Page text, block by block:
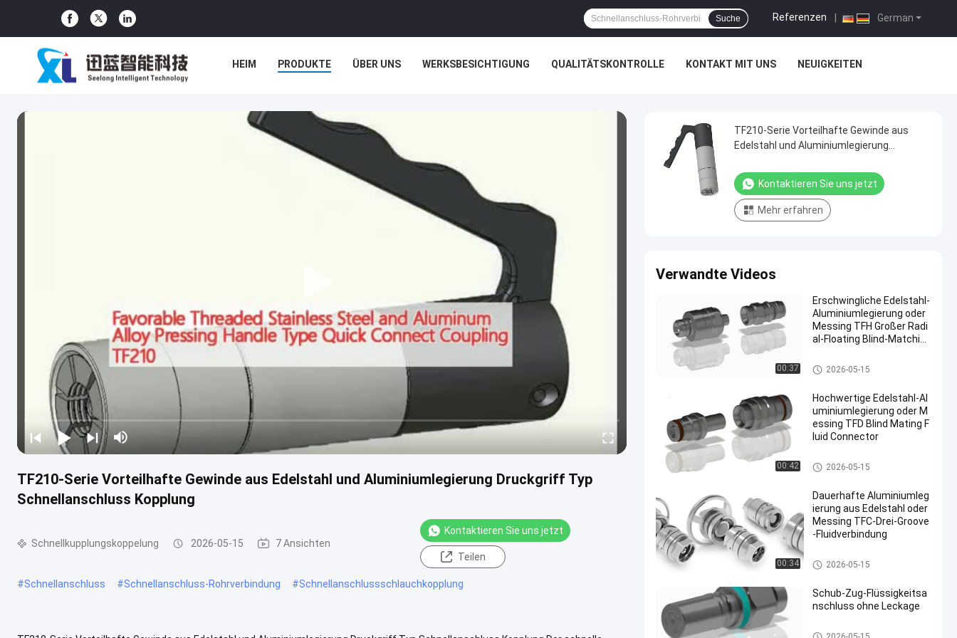
German
Referenzen
Suche
HEIM PRODUKTE ÜBER UNS WERKSBESICHTIGUNG QUALITÄTSKONTROLLE KONTAKT MIT UNS NEUIGKEITEN
TF210-Serie Vorteilhafte Gewinde aus Edelstahl und Aluminiumlegierung Druckgriff Typ
Schnellanschluss Kopplung
Schnellkupplungskoppelung 2026-05-15 7 Ansichten
Kontaktieren Sie uns jetzt
Teilen
#Schnellanschluss #Schnellanschluss-Rohrverbindung #Schnellanschlussschlauchkopplung
TF210-Serie Vorteilhafte Gewinde aus
Edelstahl und Aluminiumlegierung
Kontaktieren Sie uns jetzt
Mehr erfahren
Verwandte Videos
00:37
Erschwingliche Edelstahl-
Aluminiumlegierung oder
Messing TFH Großer Radi
al-Floating Blind-Matchin
Schnellkupplungskoppelung
2026-05-15
00:42
Hochwertige Edelstahl-Al
uminiumlegierung oder M
essing TFD Blind Mating F
luid Connector
Schnellkupplungskoppelung
2026-05-15
00:34
Dauerhafte Aluminiumleg
ierung aus Edelstahl oder
Messing TFC-Drei-Groove
-Fluidverbindung
Schnellkupplungskoppelung
2026-05-15
Schub-Zug-Flüssigkeitsa
nschluss ohne Leckage
Schnellkupplungskoppelung